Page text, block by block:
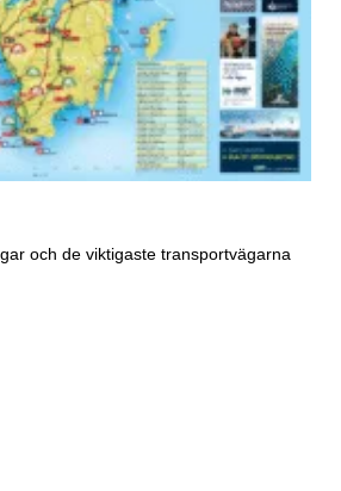
och de viktigaste transportvägarna